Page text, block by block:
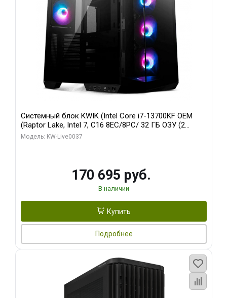
Системный блок KWIK (Intel Core i7-13700KF OEM
(Raptor Lake, Intel 7, C16 8EC/8PC/ 32 ГБ ОЗУ (2
модуля)/ Gigabyte RTX5070 AERO OC 12GB GDDR7
Модель: KW-Live0037
170 695 руб.
В наличии
Купить
Подробнее